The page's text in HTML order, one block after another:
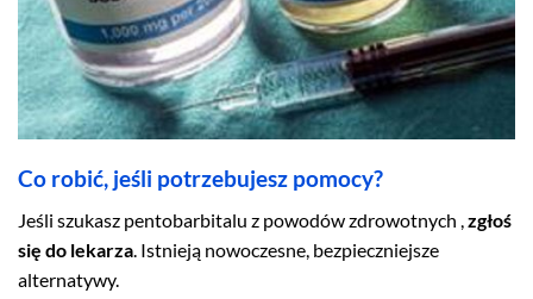
Co robić, jeśli potrzebujesz pomocy?
Jeśli szukasz pentobarbitalu z powodów zdrowotnych ,zgłoś
się do lekarza. Istnieją nowoczesne, bezpieczniejsze
alternatywy.